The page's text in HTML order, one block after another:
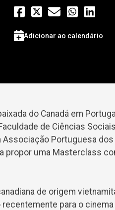
Adicionar ao calendário
do Canadá em
de Ciências
Associação Portuguesa
propor uma Masterclass
de origem
para o cinema